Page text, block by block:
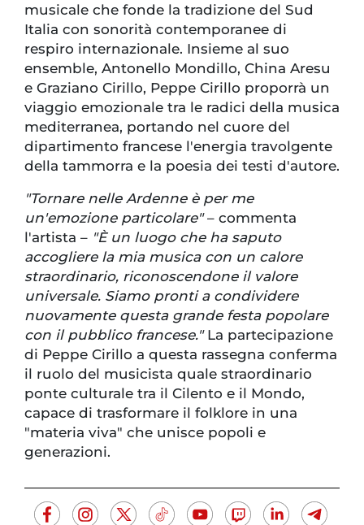
musicale che fonde la tradizione del Sud
Italia con sonorità contemporanee di
respiro internazionale. Insieme al suo
ensemble, Antonello Mondillo, China Aresu
e Graziano Cirillo, Peppe Cirillo proporrà un
viaggio emozionale tra le radici della musica
mediterranea, portando nel cuore del
dipartimento francese l'energia travolgente
della tammorra e la poesia dei testi d'autore.
"Tornare nelle Ardenne è per me
un'emozione particolare"– commenta
l'artista – "È un luogo che ha saputo
accogliere la mia musica con un calore
straordinario, riconoscendone il valore
universale. Siamo pronti a condividere
nuovamente questa grande festa popolare
con il pubblico francese." La partecipazione
di Peppe Cirillo a questa rassegna conferma
il ruolo del musicista quale straordinario
ponte culturale tra il Cilento e il Mondo,
capace di trasformare il folklore in una
"materia viva" che unisce popoli e
generazioni.